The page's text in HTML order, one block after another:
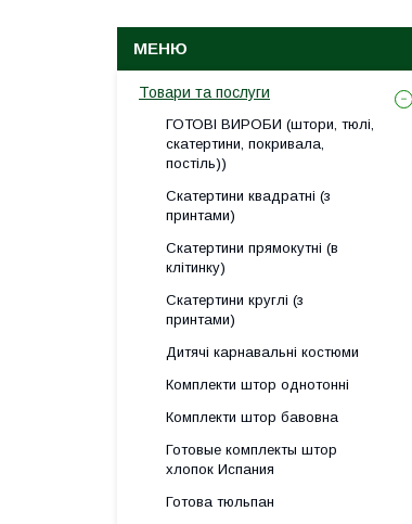
Товари та послуги
ГОТОВІ ВИРОБИ (штори, тюлі,
скатертини, покривала,
постіль))
Скатертини квадратні (з
принтами)
Скатертини прямокутні (в
клітинку)
Скатертини круглі (з
принтами)
Дитячі карнавальні костюми
Комплекти штор однотонні
Комплекти штор бавовна
Готовые комплекты штор
хлопок Испания
Готова тюльпан